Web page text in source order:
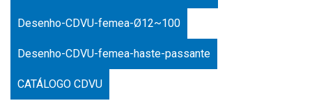
Desenho-CDVU-femea-Ø12~100
Desenho-CDVU-femea-haste-passante
CATÁLOGO CDVU